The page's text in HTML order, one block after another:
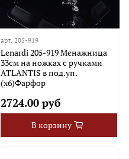
арт. 205-919
Lenardi 205-919 Менажница
33см на ножках с ручками
ATLANTIS в под.уп.
(х6)Фарфор
2724.00 руб
В корзину